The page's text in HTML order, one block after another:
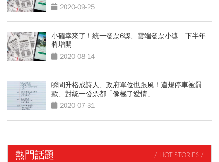
2020-09-25
小確幸來了！統一發票6獎、雲端發票小獎 下半年
將增開
2020-08-14
瞬間升格成詩人、政府單位也跟風！違規停車被罰
款、對統一發票都「像極了愛情」
2020-07-31
熱門話題 / HOT STORIES /